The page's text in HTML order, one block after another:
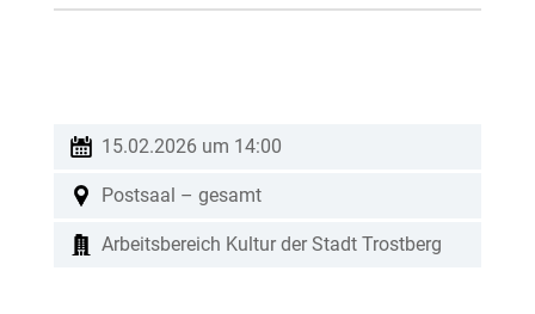
15.02.2026 um 14:00
Postsaal – gesamt
Arbeitsbereich Kultur der Stadt Trostberg